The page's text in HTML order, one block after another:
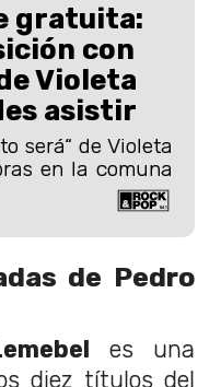
gratuita:
con
Violeta
asistir
será“ de Violeta
en la comuna
de Pedro
es una
diez títulos del